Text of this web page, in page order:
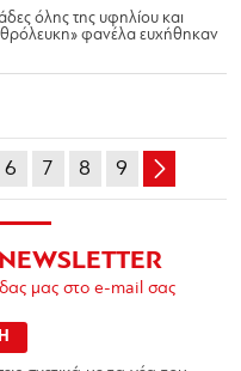
όλης της υφηλίου και
φανέλα ευχήθηκαν
6 7 8 9
μας στο e-mail σας